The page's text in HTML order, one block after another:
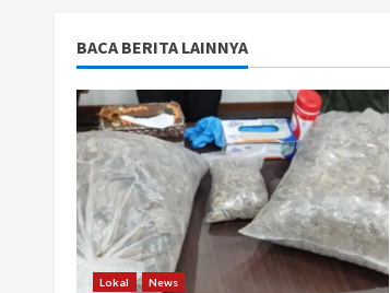
g
BACA BERITA LAINNYA
Lokal News